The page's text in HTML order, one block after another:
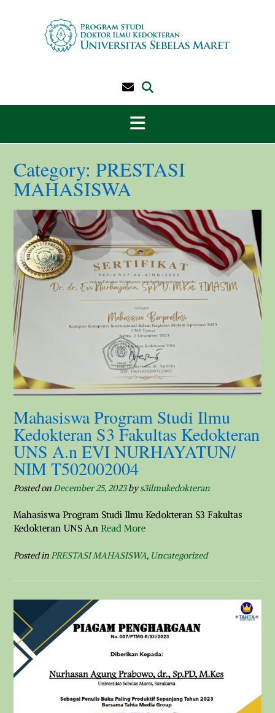
Category: PRESTASI
MAHASISWA
Mahasiswa Program Studi Ilmu
Kedokteran S3 Fakultas Kedokteran
UNS A.n EVI NURHAYATUN/
NIM T502002004
Posted on December 25, 2023bys3ilmukedokteran
Mahasiswa Program Studi Ilmu Kedokteran S3 Fakultas
Kedokteran UNS A.n Read More
Posted in PRESTASI MAHASISWA, Uncategorized